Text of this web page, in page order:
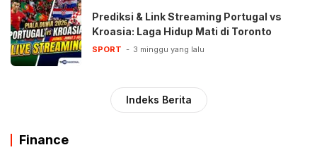
Prediksi & Link Streaming Portugal vs
Kroasia: Laga Hidup Mati di Toronto
SPORT 3 minggu yang lalu
Indeks Berita
Finance